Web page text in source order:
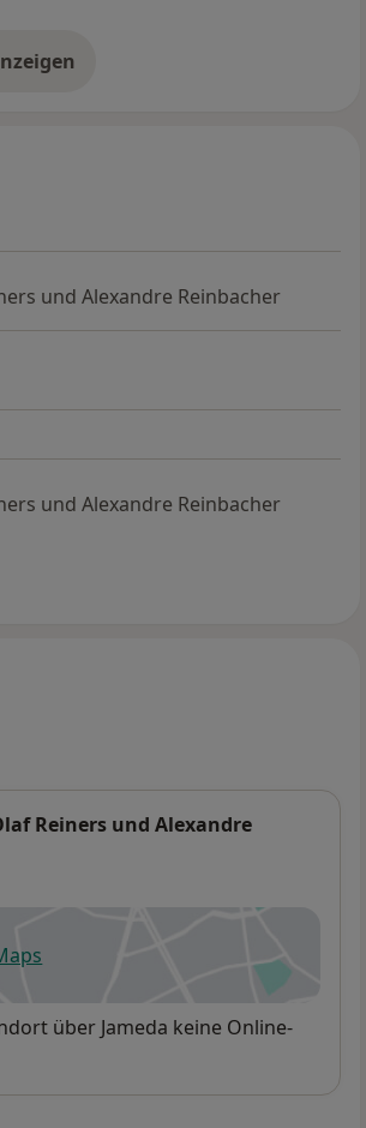
Erfahrungen
und Alexandre Reinbacher
und Alexandre Reinbacher
Reiners und Alexandre
in einer neuen Registerkarte
über Jameda keine Online-